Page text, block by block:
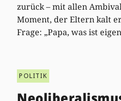
zurück – mit allen
Moment, der Eltern kalt
Frage: „Papa, was ist
POLITIK